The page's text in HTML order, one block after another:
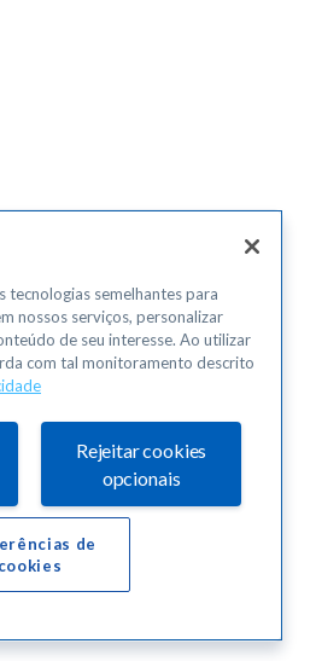
tecnologias semelhantes para
nossos serviços, personalizar
de seu interesse. Ao utilizar
com tal monitoramento descrito
Rejeitar cookies
opcionais
de
cookies